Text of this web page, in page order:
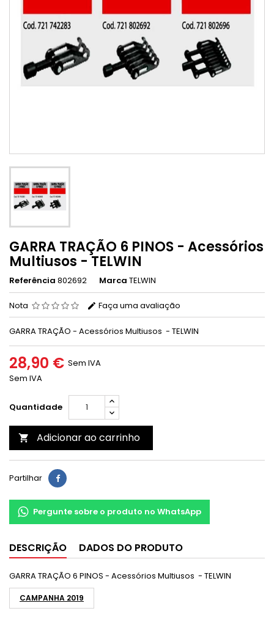
GARRA TRAÇÃO 6 PINOS - Acessórios
Multiusos - TELWIN
Referência 802692 Marca TELWIN
Nota Faça uma avaliação
GARRA TRAÇÃO - Acessórios Multiusos - TELWIN
28,90 € Sem IVA
Sem IVA
Quantidade
 Adicionar ao carrinho
Partilhar
Pergunte sobre o produto no WhatsApp
DESCRIÇÃO DADOS DO PRODUTO
GARRA TRAÇÃO 6 PINOS - Acessórios Multiusos - TELWIN
CAMPANHA 2019